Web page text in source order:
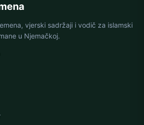
vjerski sadržaji i vodič za islamski
u Njemačkoj.